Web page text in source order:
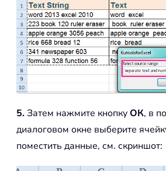
5.Затем нажмите кнопкуОК, в
диалоговом окне выберите
поместить данные, см. скриншот: